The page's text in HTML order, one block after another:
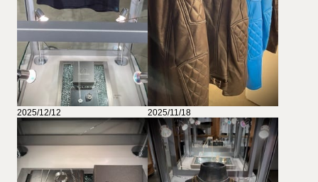
2025/12/12 2025/11/18